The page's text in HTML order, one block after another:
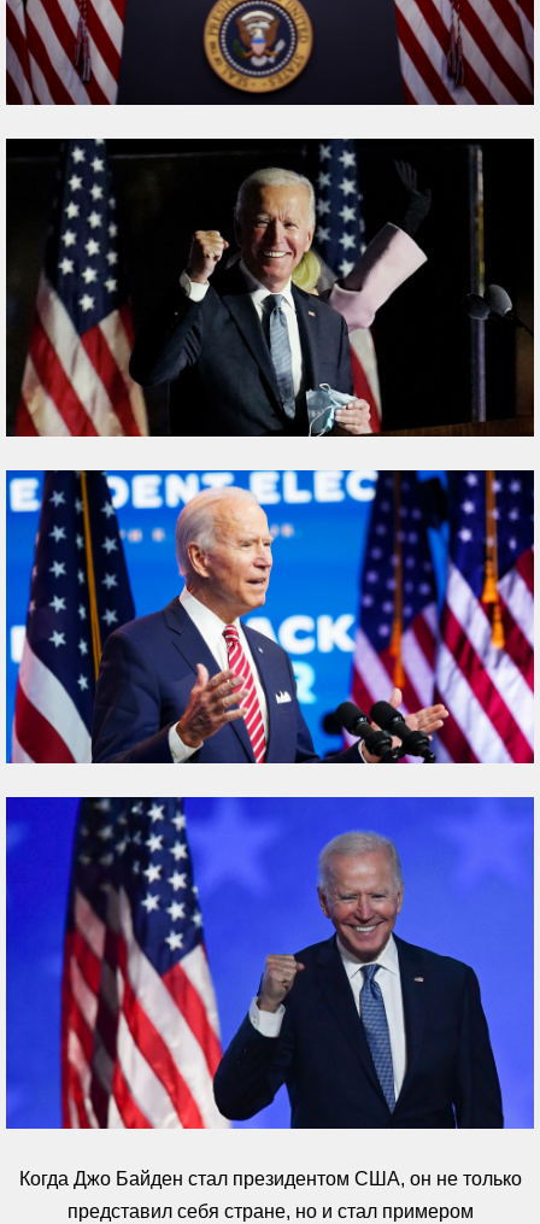
Когда Джо Байден стал президентом США, он не только
представил себя стране, но и стал примером